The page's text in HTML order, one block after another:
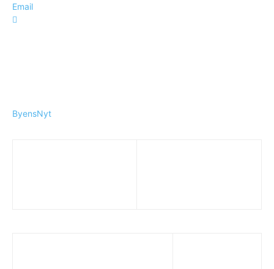
Email
ByensNyt